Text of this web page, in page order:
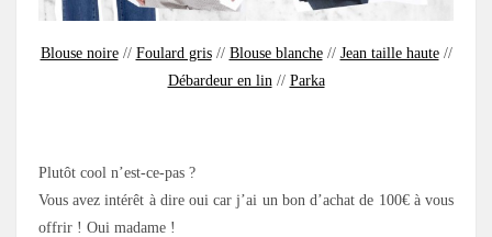
Blouse noire// Foulard gris// Blouse blanche// Jean taille haute//
Débardeur en lin // Parka
Plutôt cool n’est-ce-pas ?
Vous avez intérêt à dire oui car j’ai un bon d’achat de 100€ à vous
offrir ! Oui madame !